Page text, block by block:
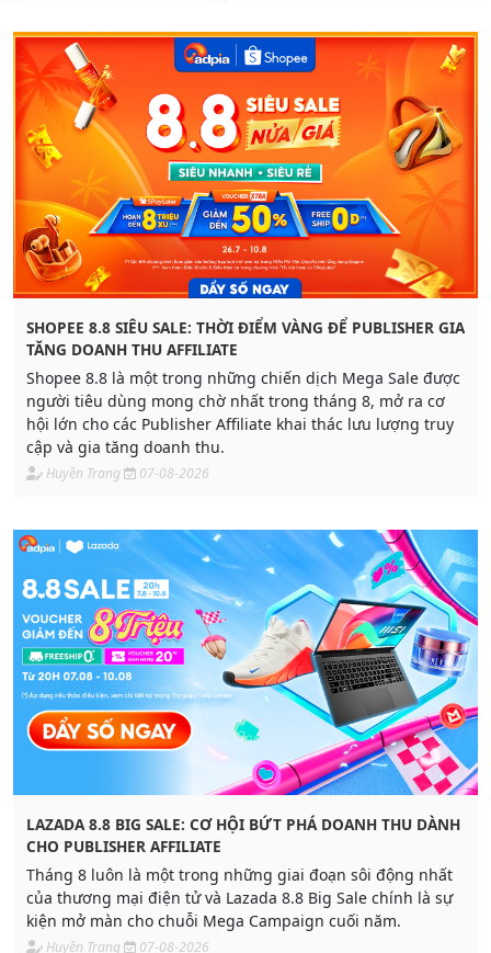
SHOPEE 8.8 SIÊU SALE: THỜI ĐIỂM VÀNG ĐỂ PUBLISHER GIA
TĂNG DOANH THU AFFILIATE
Shopee 8.8 là một trong những chiến dịch Mega Sale được
người tiêu dùng mong chờ nhất trong tháng 8, mở ra cơ
hội lớn cho các Publisher Affiliate khai thác lưu lượng truy
cập và gia tăng doanh thu.
Huyền Trang 07-08-2026
LAZADA 8.8 BIG SALE: CƠ HỘI BỨT PHÁ DOANH THU DÀNH
CHO PUBLISHER AFFILIATE
Tháng 8 luôn là một trong những giai đoạn sôi động nhất
của thương mại điện tử và Lazada 8.8 Big Sale chính là sự
kiện mở màn cho chuỗi Mega Campaign cuối năm.
Huyền Trang 07-08-2026